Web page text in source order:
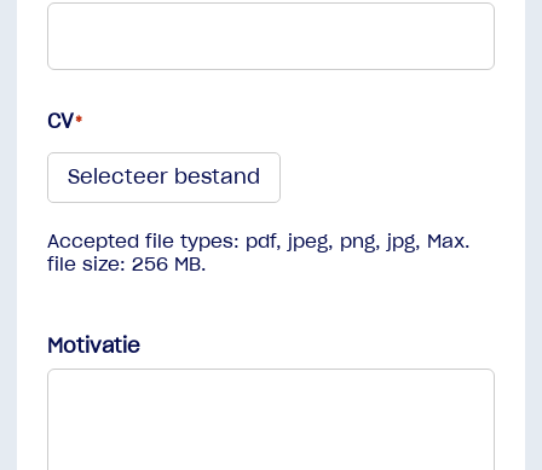
CV
Accepted file types: pdf, jpeg, png, jpg, Max.
file size: 256 MB.
Motivatie